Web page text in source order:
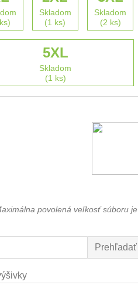
Skladom
(1 ks)
Skladom
(2 ks)
5XL
Skladom
(1 ks)
povolená veľkosť súboru je